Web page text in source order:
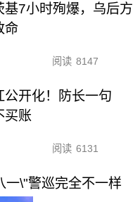
基7小时殉爆，乌后方
命
阅读 8147
公开化！防长一句
买账
阅读 6131
一\"警巡完全不一样